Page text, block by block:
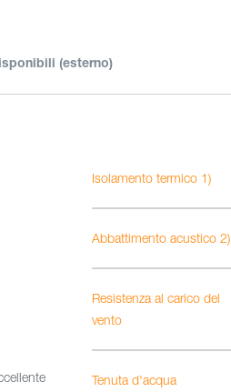
(esterno)
Isolamento termico 1)
Abbattimento acustico 2)
Resistenza al carico del
vento
Tenuta d'acqua